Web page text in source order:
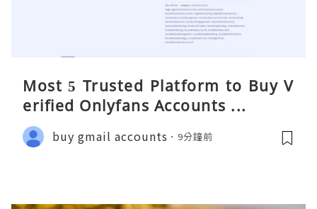
Most 5 Trusted Platform to Buy V
erified Onlyfans Accounts ...
buy gmail accounts 9分鐘前